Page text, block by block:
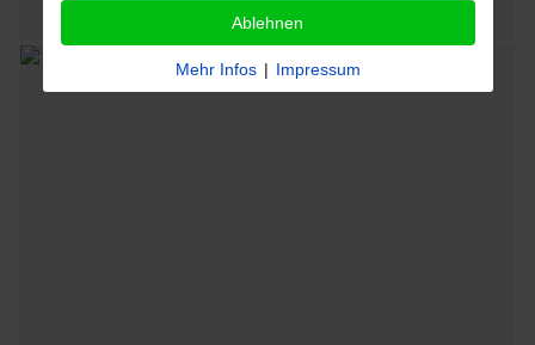
Ablehnen
Mehr Infos | Impressum